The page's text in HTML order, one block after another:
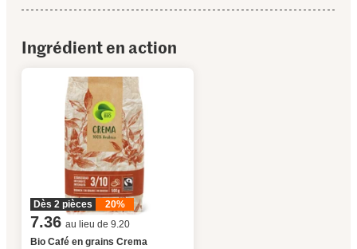
Ingrédient en action
Dès 2 pièces 20%
7.36 au lieu de 9.20
Bio Café en grains Crema